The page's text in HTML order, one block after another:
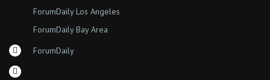
ForumDaily Los Angeles
ForumDaily Bay Area
ForumDaily